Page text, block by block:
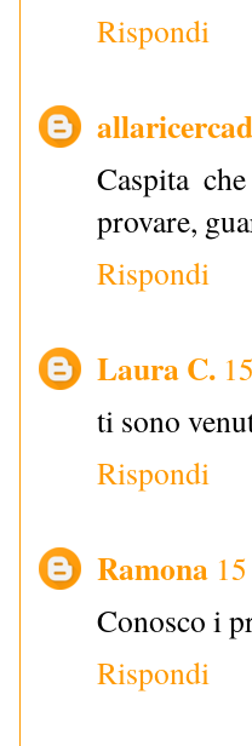
Rispondi
Caspita
provare,
Rispondi
Laura C.
ti sono
Rispondi
Ramona
Conosco i
Rispondi